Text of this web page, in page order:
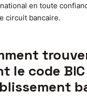
en toute
circuit bancaire.
le code